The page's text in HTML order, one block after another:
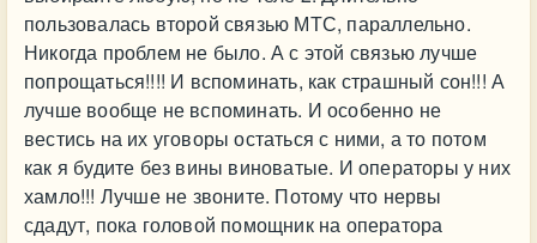
пользовалась второй связью МТС, параллельно.
Никогда проблем не было. А с этой связью лучше
попрощаться!!!! И вспоминать, как страшный сон!!! А
лучше вообще не вспоминать. И особенно не
вестись на их уговоры остаться с ними, а то потом
как я будите без вины виноватые. И операторы у них
хамло!!! Лучше не звоните. Потому что нервы
сдадут, пока головой помощник на оператора